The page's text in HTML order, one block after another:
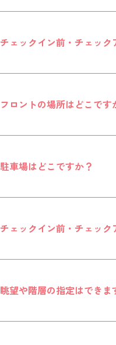
チェックイン前・チェッ
フロントの場所はどこです
駐車場はどこですか？
チェックイン前・チェッ
眺望や階層の指定はできま